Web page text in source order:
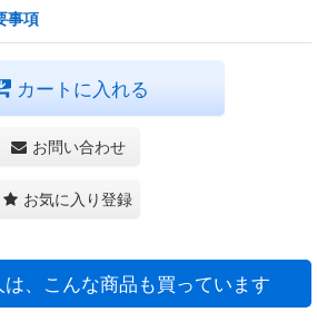
事項
カートに入れる
お問い合わせ
お気に入り登録
、こんな商品も買っています